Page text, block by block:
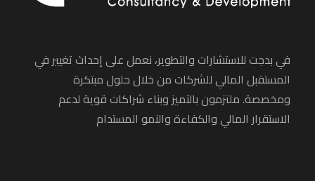
في بدجت للاستشارات والتطوير، نعمل على إحداث تغيير في
المستقبل المالي للشركات من خلال حلول مبتكرة
ومخصصة. ملتزمون بالتميز وبناء شراكات قوية لدعم
الاستقرار المالي والكفاءة والنمو المستدام